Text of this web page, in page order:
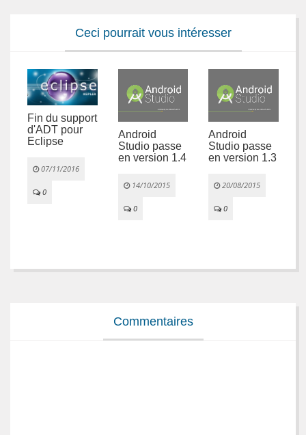
Ceci pourrait vous intéresser
Fin du support
d'ADT pour
Eclipse
07/11/2016
0
Android
Studio passe
en version 1.4
14/10/2015
0
Android
Studio passe
en version 1.3
20/08/2015
0
Commentaires